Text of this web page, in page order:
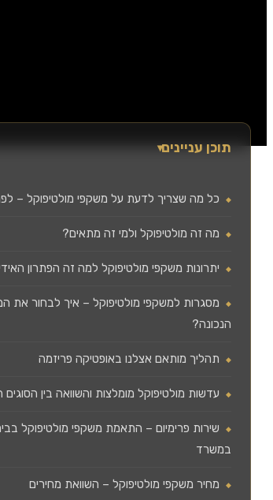
תוכן עניינים
כל מה שצריך לדעת על משקפי מולטיפוקל –
מה זה מולטיפוקל ולמי זה מתאים?
יתרונות משקפי מולטיפוקל למה זה הפתרון
מסגרות למשקפי מולטיפוקל – איך לבחור את
הנכונה?
תהליך מותאם אצלנו באופטיקה פריזמה
עדשות מולטיפוקל מומלצות והשוואה בין הסוגים
שירות פרימיום – התאמת משקפי מולטיפוקל
במשרד
מחיר משקפי מולטיפוקל – השוואת מחירים